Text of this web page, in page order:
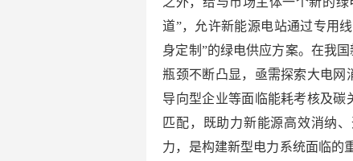
道”，允许新能源电站通过专用
身定制”的绿电供应方案。在我
瓶颈不断凸显，亟需探索大电网
导向型企业等面临能耗考核及碳
匹配，既助力新能源高效消纳
力，是构建新型电力系统面临的